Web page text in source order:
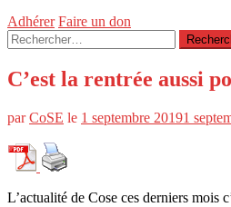
Adhérer Faire un don
Rechercher :
C’est la rentrée aussi
parCoSE le 1 septembre 20191
L’actualité de Cose ces derniers mois